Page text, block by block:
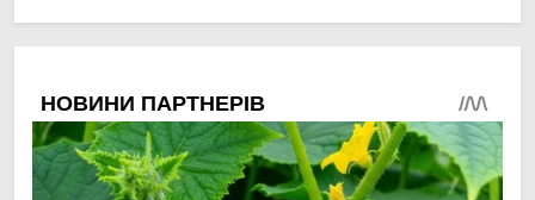
овочами
до посухи